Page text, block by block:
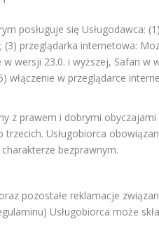
posługuje się Usługodawca:
przeglądarka internetowa:
wersji 23.0. i wyższej, Safari w
włączenie w przeglądarce
z prawem i dobrymi
Usługobiorca
bezprawnym.
pozostałe reklamacje
Usługobiorca może